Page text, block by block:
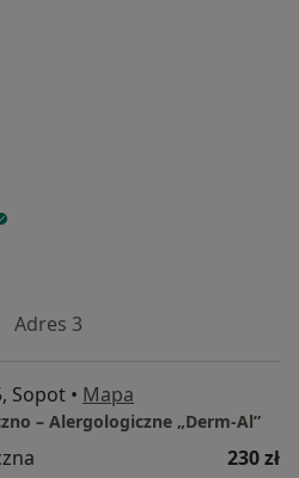
Adres 3
Sopot • Mapa
– Alergologiczne „Derm-Al”
230 zł